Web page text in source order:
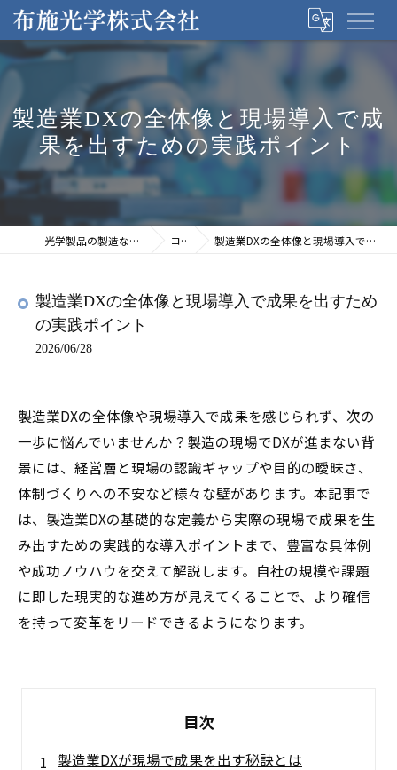
製造業DXの全体像と現場導入で成
果を出すための実践ポイント
光学製品の製造なら布施光学株式会社 コラム 製造業DXの全体像と現場導入で成果を出すための実践ポイント
製造業DXの全体像と現場導入で成果を出すため
の実践ポイント
2026/06/28
製造業DXの全体像や現場導入で成果を感じられず、次の
一歩に悩んでいませんか？製造の現場でDXが進まない背
景には、経営層と現場の認識ギャップや目的の曖昧さ、
体制づくりへの不安など様々な壁があります。本記事で
は、製造業DXの基礎的な定義から実際の現場で成果を生
み出すための実践的な導入ポイントまで、豊富な具体例
や成功ノウハウを交えて解説します。自社の規模や課題
に即した現実的な進め方が見えてくることで、より確信
を持って変革をリードできるようになります。
目次
製造業DXが現場で成果を出す秘訣とは